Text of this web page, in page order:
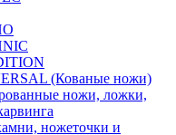
(Кованые ножи)
ножи, ложки,
ножеточки и